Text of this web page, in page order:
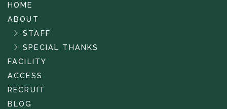
HOME
ABOUT
STAFF
SPECIAL THANKS
FACILITY
ACCESS
RECRUIT
BLOG